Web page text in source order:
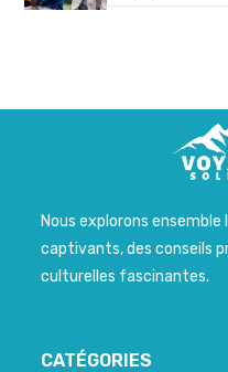
Nous explorons
captivants, des conseils
culturelles fascinantes.
CATÉGORIES